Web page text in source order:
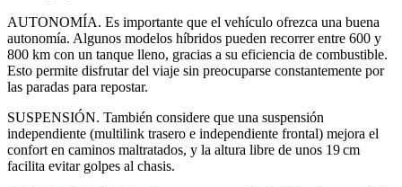
AUTONOMÍA. Es importante que el vehículo ofrezca una buena
autonomía. Algunos modelos híbridos pueden recorrer entre 600 y
800 km con un tanque lleno, gracias a su eficiencia de combustible.
Esto permite disfrutar del viaje sin preocuparse constantemente por
las paradas para repostar.
SUSPENSIÓN. También considere que una suspensión
independiente (multilink trasero e independiente frontal) mejora el
confort en caminos maltratados, y la altura libre de unos 19 cm
facilita evitar golpes al chasis.